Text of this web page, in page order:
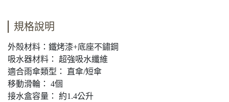
規格說明
外殻材料：鐵烤漆+底座不鏽鋼
吸水器材料： 超強吸水纖維
適合雨傘類型： 直傘/短傘
移動滑輪： 4個
接水盒容量： 約1.4公升